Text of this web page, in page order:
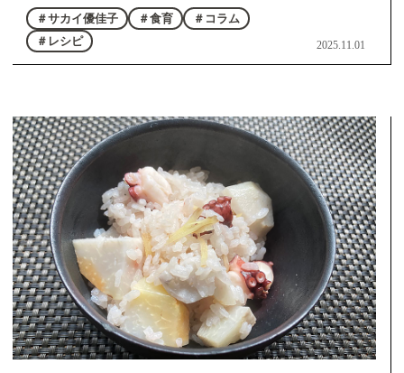
＃サカイ優佳子 ＃食育
＃コラム
＃レシピ
2025.11.01